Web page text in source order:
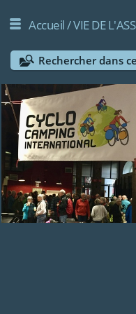
Accueil/VIE DE
Rechercher dans